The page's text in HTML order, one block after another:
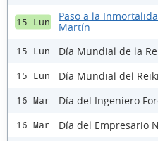
15 Lun
Paso a la
Martín
15 Lun Día Mundial de la
15 Lun Día Mundial del Reiki
16 Mar Día del Ingeniero
16 Mar Día del Empresario